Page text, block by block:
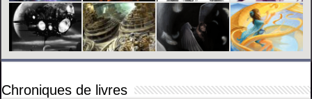
Chroniques de livres